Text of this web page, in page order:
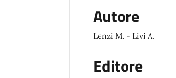
Autore
Lenzi M. - Livi A.
Editore